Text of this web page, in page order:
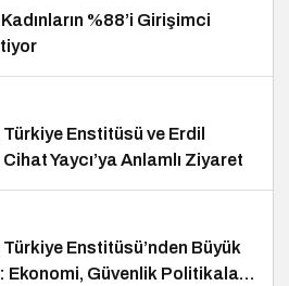
%88’i Girişimci
Enstitüsü ve Erdil
Yaycı’ya Anlamlı Ziyaret
Enstitüsü’nden Büyük
Ekonomi, Güvenlik Politikaları